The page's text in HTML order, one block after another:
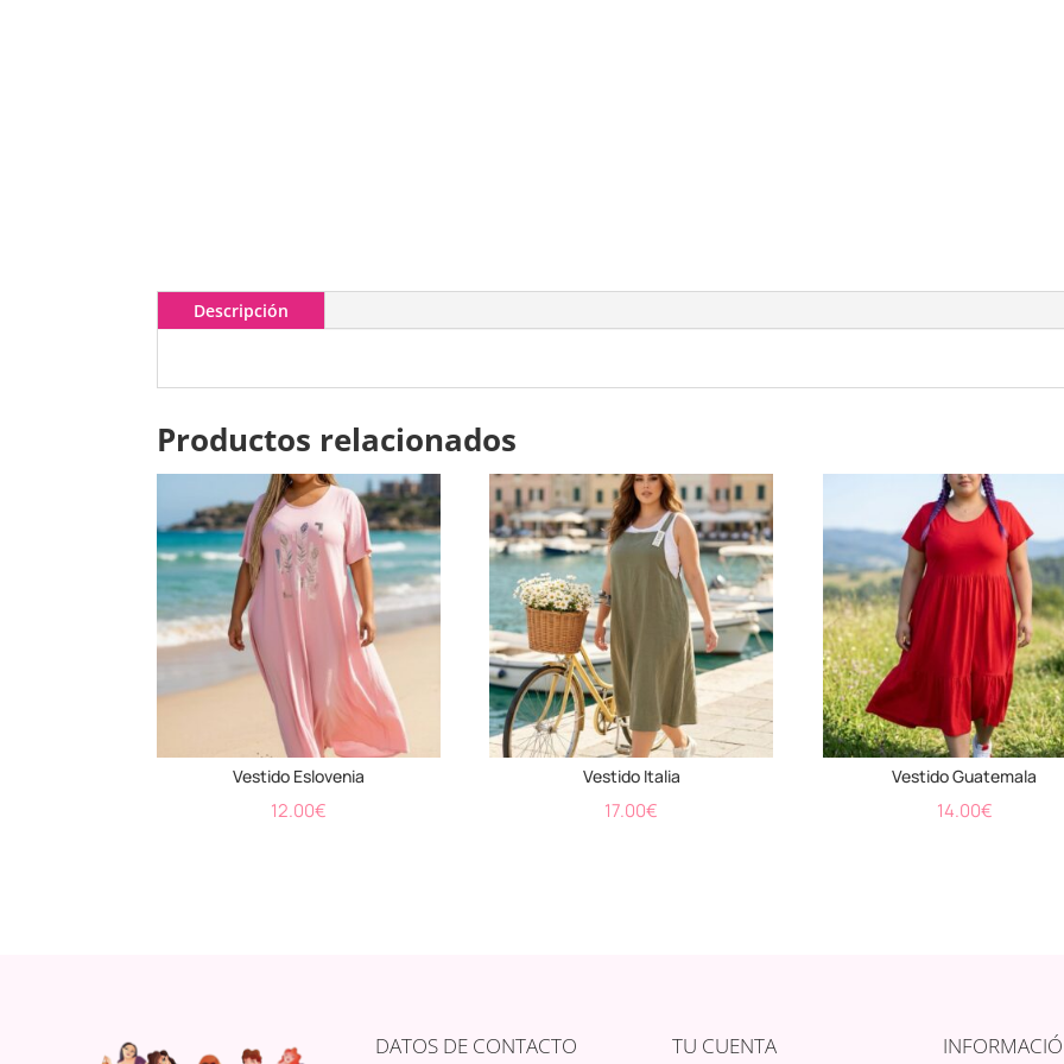
Descripción
Productos relacionados
Vestido Eslovenia
12.00€
Vestido Italia
17.00€
Vestido Guatemala
14.00€
DATOS DE CONTACTO TU CUENTA